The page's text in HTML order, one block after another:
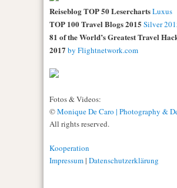
Reiseblog TOP 50 LeserchartsLuxus
TOP 100 Travel Blogs 2015 Silver
81 of the World’s Greatest Travel
2017 by Flightnetwork.com
Fotos & Videos:
©Monique De Caro | Photography &
All rights reserved.
Kooperation
Impressum| Datenschutzerklärung